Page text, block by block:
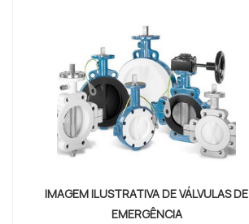
IMAGEM ILUSTRATIVA DE VÁLVULAS DE
EMERGÊNCIA